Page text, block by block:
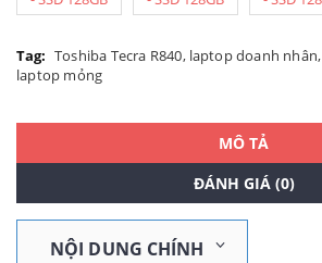
Tag: Toshiba Tecra R840, laptop doanh nhân,
laptop mỏng
MÔ TẢ
ĐÁNH GIÁ (0)
NỘI DUNG CHÍNH